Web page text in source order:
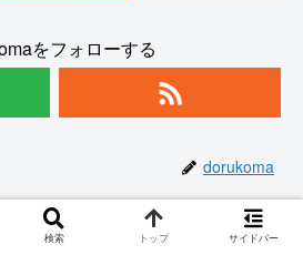
をフォローする
dorukoma
検索 トップ サイドバー